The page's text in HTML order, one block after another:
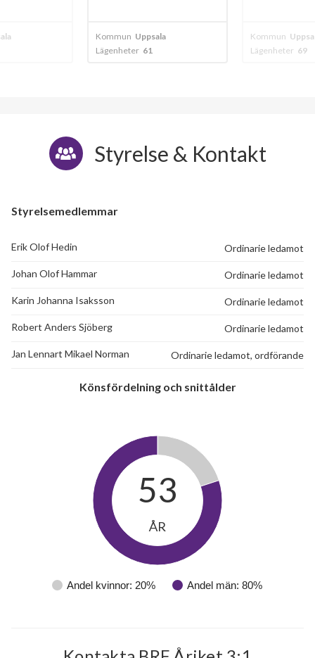
Kommun Uppsala
Lägenheter 61
Kommun
Lägenheter 69
Styrelse & Kontakt
Styrelsemedlemmar
Erik Olof Hedin Ordinarie ledamot
Johan Olof Hammar Ordinarie ledamot
Karin Johanna Isaksson Ordinarie ledamot
Robert Anders Sjöberg Ordinarie ledamot
Jan Lennart Mikael Norman Ordinarie ledamot, ordförande
Könsfördelning och snittålder
Andel kvinnor: 20% Andel män: 80%
53
ÅR